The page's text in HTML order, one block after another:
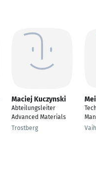
Maciej Kuczynski
Abteilungsleiter
Advanced Materials
Trostberg